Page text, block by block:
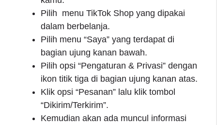
Pilih menu TikTok Shop yang dipakai
dalam berbelanja.
Pilih menu “Saya” yang terdapat di
bagian ujung kanan bawah.
Pilih opsi “Pengaturan & Privasi” dengan
ikon titik tiga di bagian ujung kanan atas.
Klik opsi “Pesanan” lalu klik tombol
“Dikirim/Terkirim”.
Kemudian akan ada muncul informasi